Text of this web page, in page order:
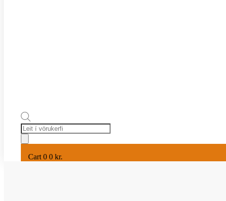
Products
search
Cart 0 0 kr.